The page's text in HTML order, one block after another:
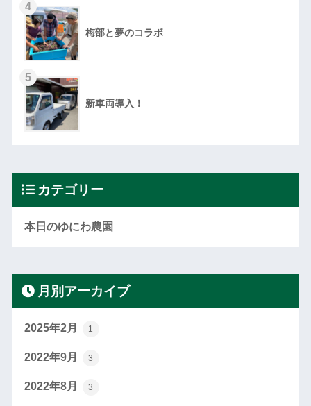
4
梅部と夢のコラボ
5
新車両導入！
カテゴリー
本日のゆにわ農園
月別アーカイブ
2025年2月 1
2022年9月 3
2022年8月 3